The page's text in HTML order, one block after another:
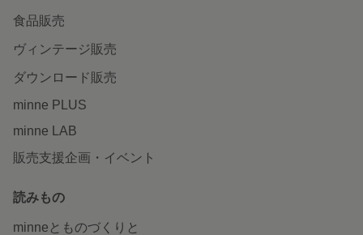
食品販売
ヴィンテージ販売
ダウンロード販売
minne PLUS
minne LAB
販売支援企画・イベント
読みもの
minneとものづくりと